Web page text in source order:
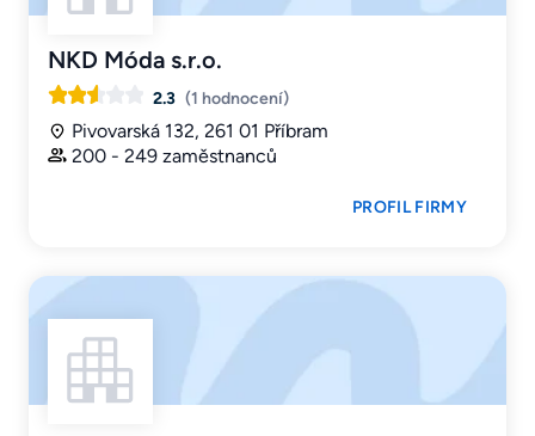
NKD Móda s.r.o.
2.3 (1 hodnocení)
Pivovarská 132, 261 01 Příbram
200 - 249 zaměstnanců
PROFIL FIRMY